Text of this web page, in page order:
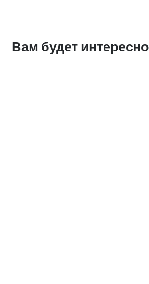
Вам будет интересно